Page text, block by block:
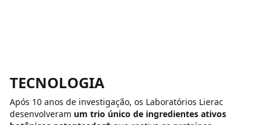
TECNOLOGIA
Após 10 anos de investigação, os Laboratórios Lierac
desenvolveram um trio único de ingredientes ativos